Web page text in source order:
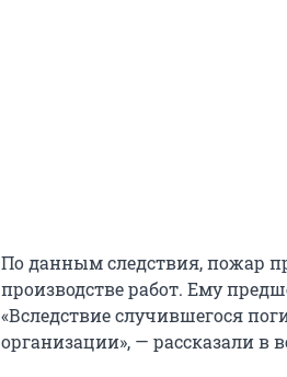
По данным следствия, пожар
производстве работ. Ему
«Вследствие случившегося
организации», — рассказали в